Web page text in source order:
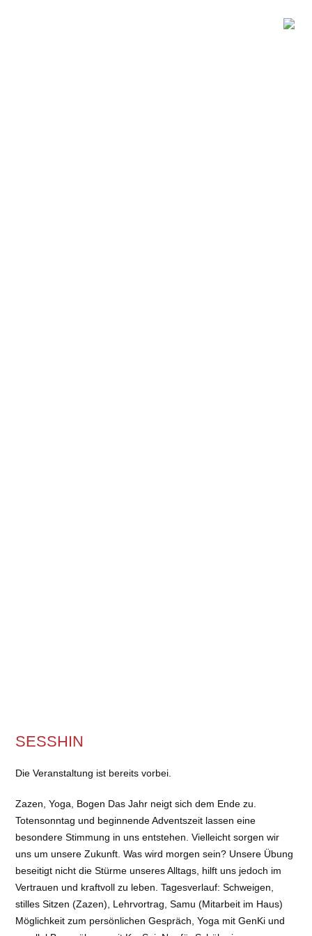
SESSHIN
Die Veranstaltung ist bereits vorbei.
Zazen, Yoga, Bogen Das Jahr neigt sich dem Ende zu.
Totensonntag und beginnende Adventszeit lassen eine
besondere Stimmung in uns entstehen. Vielleicht sorgen wir
uns um unsere Zukunft. Was wird morgen sein? Unsere Übung
beseitigt nicht die Stürme unseres Alltags, hilft uns jedoch im
Vertrauen und kraftvoll zu leben. Tagesverlauf: Schweigen,
stilles Sitzen (Zazen), Lehrvortrag, Samu (Mitarbeit im Haus)
Möglichkeit zum persönlichen Gespräch, Yoga mit GenKi und